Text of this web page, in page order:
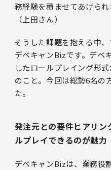
務経験を積ませてあげられ
（上田さん）
そうした課題を抱える中
デベキャンBizです。デベ
したロールプレイング形
のこと。今回は総勢6名の
た。
発注元との要件ヒアリ
ルプレイできるのが魅力
デベキャンBizは、業務役